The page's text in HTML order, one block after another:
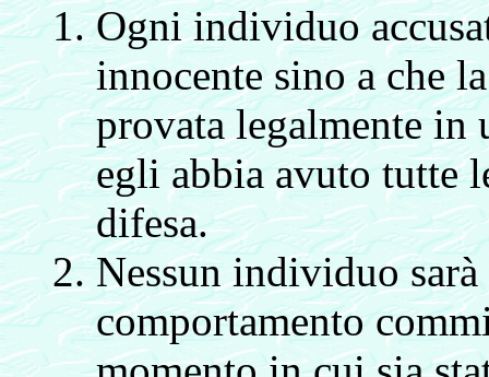
Ogni individuo
innocente sino a che
provata legalmente in
egli abbia avuto tutte
difesa.
Nessun individuo
comportamento